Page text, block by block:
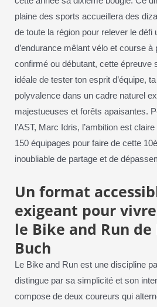
plaine des sports accueillera des
de toute la région pour relever le défi
d’endurance mêlant vélo et course à
confirmé ou débutant, cette épreuve
idéale de tester ton esprit d’équipe,
polyvalence dans un cadre naturel
majestueuses et forêts apaisantes.
l’AST, Marc Idris, l’ambition est
150 équipages pour faire de cette
inoubliable de partage et de
Un format
exigeant pour
le Bike and Run de
Buch
Le Bike and Run est une discipline
distingue par sa simplicité et son
compose de deux coureurs qui